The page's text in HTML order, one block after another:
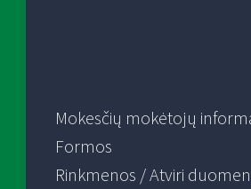
Mokesčių mokėtojų
Formos
Rinkmenos / Atviri